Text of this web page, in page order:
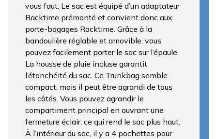
vous faut. Le sac est équipé d’un adaptateur
Racktime prémonté et convient donc aux
porte-bagages Racktime. Grâce à la
bandoulière réglable et amovible, vous
pouvez facilement porter le sac sur l’épaule.
La housse de pluie incluse garantit
l’étanchéité du sac. Ce Trunkbag semble
compact, mais il peut être agrandi de tous
les côtés. Vous pouvez agrandir le
compartiment principal en ouvrant une
fermeture éclair, ce qui rend le sac plus haut.
À l’intérieur du sac, il y a 4 pochettes pour